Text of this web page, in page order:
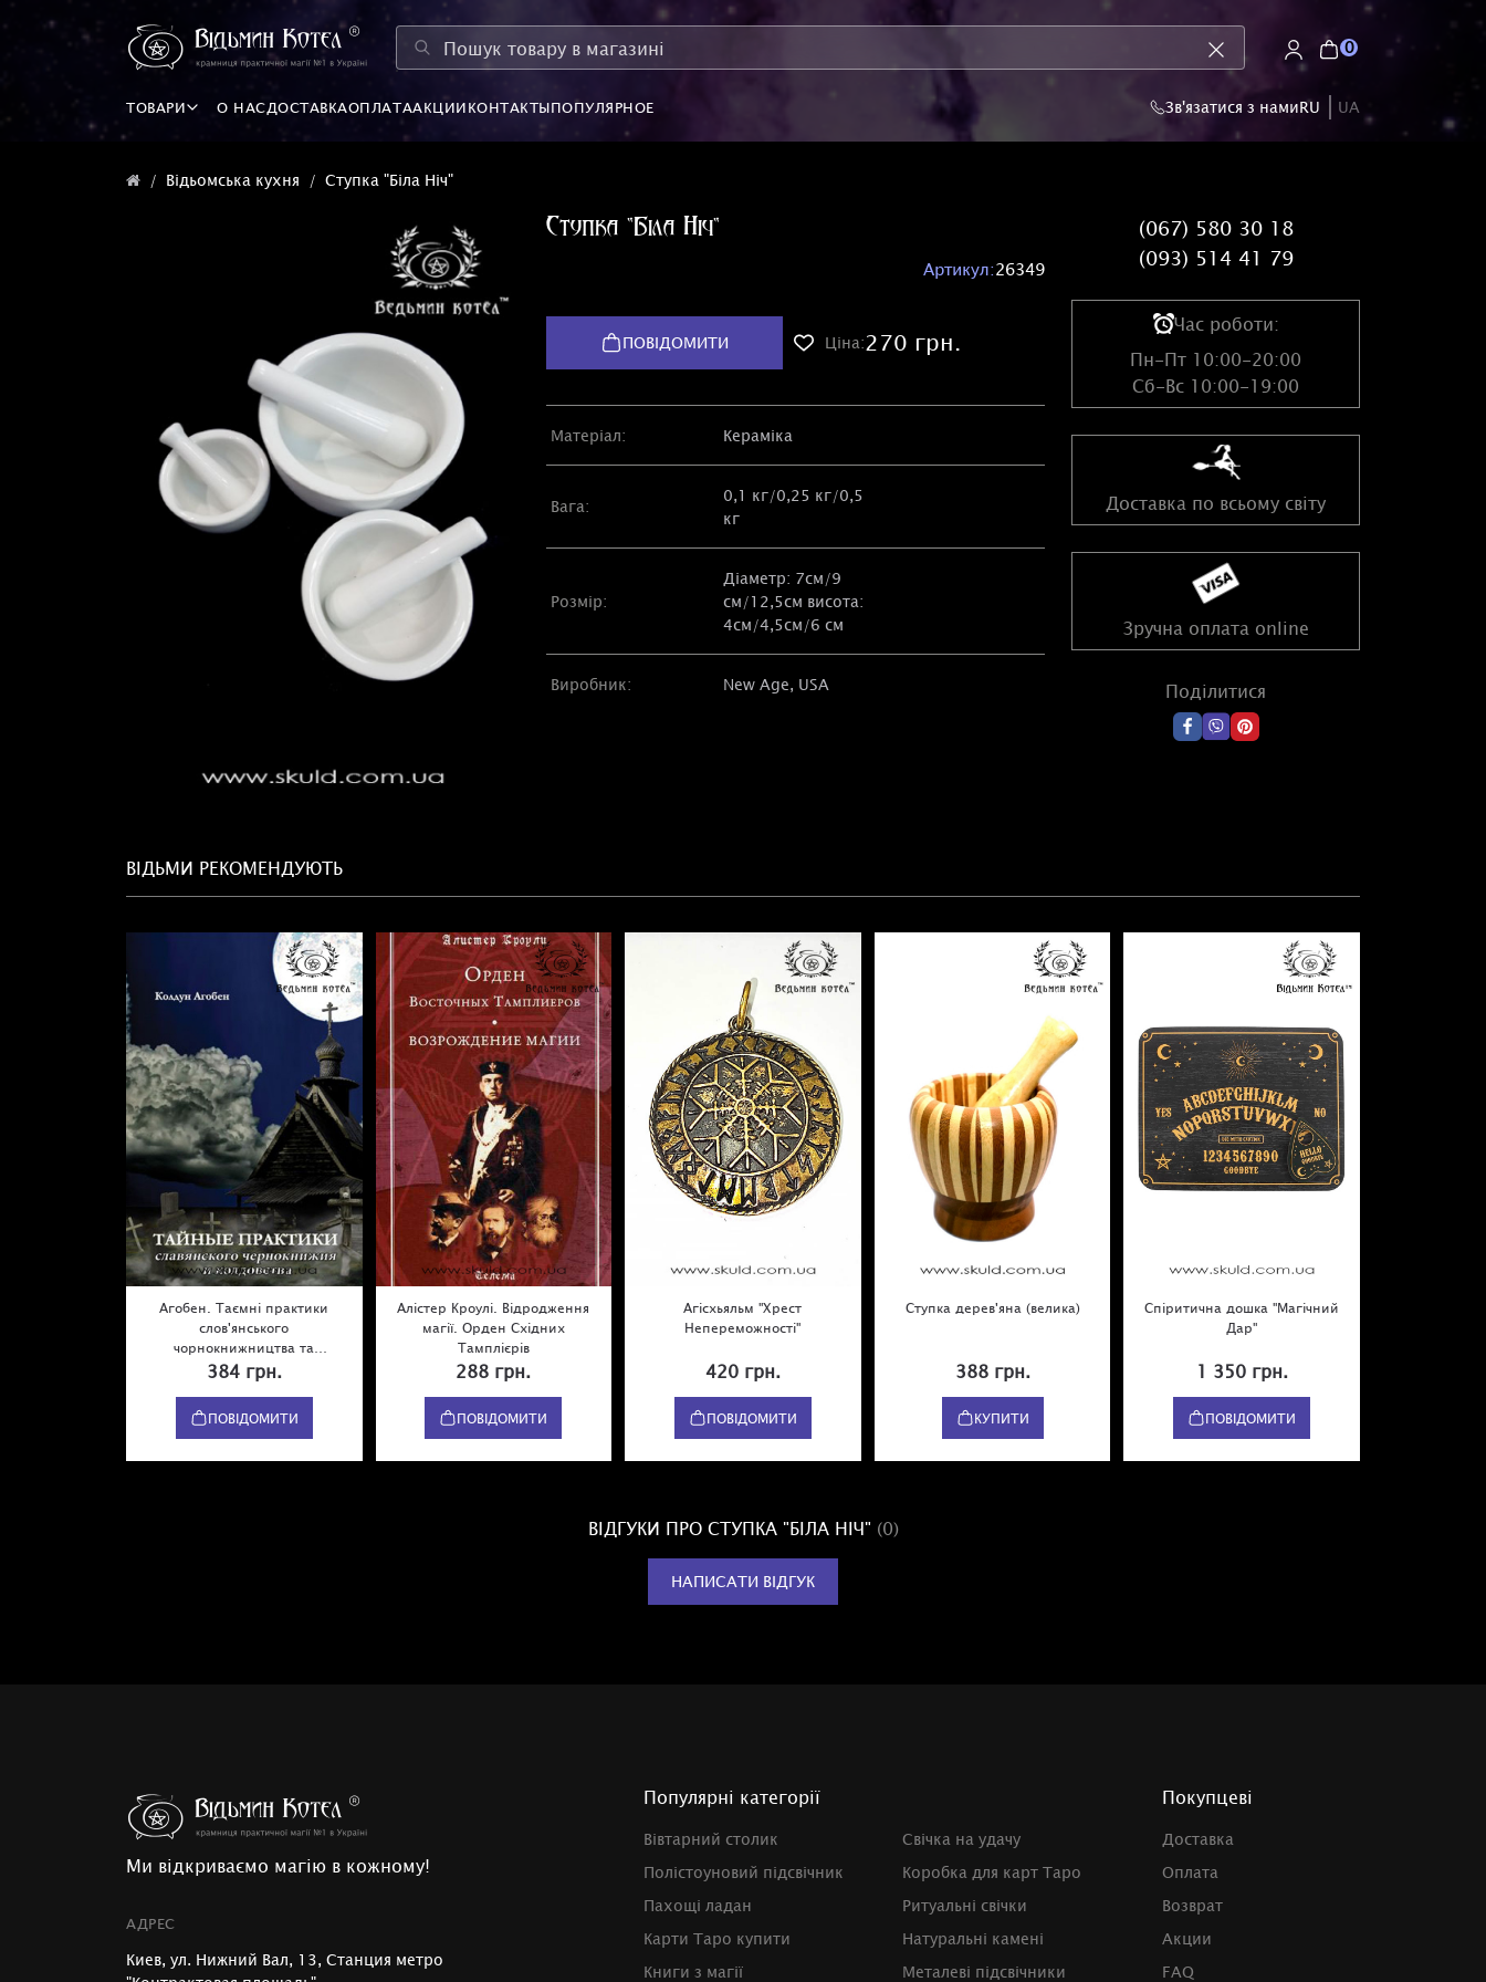
0
ТОВАРИ О НАСДОСТАВКАОПЛАТААКЦИИКОНТАКТЫПОПУЛЯРНОЕ Зв'язатися з намиRU UA
Відьомська кухня Ступка "Біла Ніч"
Ступка "Біла Ніч"
Артикул:26349
ПОВІДОМИТИ Ціна:270 грн.
Матеріал: Кераміка
Вага:
0,1 кг/0,25 кг/0,5
кг
Розмір:
Діаметр: 7см/9
см/12,5см висота:
4см/4,5см/6 см
Виробник: New Age, USA
(067) 580 30 18
(093) 514 41 79
Час роботи:
Пн-Пт 10:00-20:00
Сб-Вс 10:00-19:00
Доставка по всьому світу
Зручна оплата online
Поділитися
ВІДЬМИ РЕКОМЕНДУЮТЬ
Агобен. Таємні практики
слов'янського
чорнокнижництва та
чаклунства
384 грн.
ПОВІДОМИТИ
Алістер Кроулі. Відродження
магії. Орден Східних
Тамплієрів
288 грн.
ПОВІДОМИТИ
Агісхьяльм "Хрест
Непереможності"
420 грн.
ПОВІДОМИТИ
Ступка дерев'яна (велика)
388 грн.
КУПИТИ
Спіритична дошка "Магічний
Дар"
1 350 грн.
ПОВІДОМИТИ
ВІДГУКИ ПРО СТУПКА "БІЛА НІЧ" (0)
НАПИСАТИ ВІДГУК
Ми відкриваємо магію в кожному!
АДРЕС
Киев, ул. Нижний Вал, 13, Станция метро
Популярні категорії
Вівтарний столик
Свічка на удачу
Полістоуновий підсвічник
Коробка для карт Таро
Пахощі ладан
Ритуальні свічки
Карти Таро купити
Натуральні камені
Книги з магії
Металеві підсвічники
Покупцеві
Доставка
Оплата
Возврат
Акции
FAQ